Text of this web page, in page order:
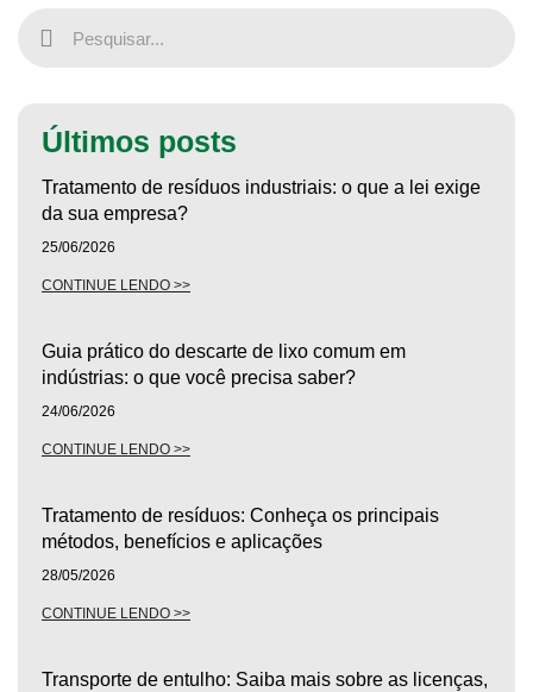
Últimos posts
Tratamento de resíduos industriais: o que a lei exige
da sua empresa?
25/06/2026
CONTINUE LENDO >>
Guia prático do descarte de lixo comum em
indústrias: o que você precisa saber?
24/06/2026
CONTINUE LENDO >>
Tratamento de resíduos: Conheça os principais
métodos, benefícios e aplicações
28/05/2026
CONTINUE LENDO >>
Transporte de entulho: Saiba mais sobre as licenças,